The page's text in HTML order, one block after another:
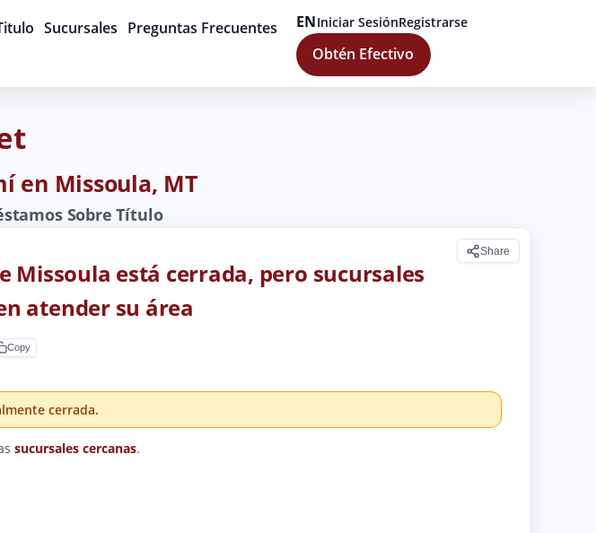
Sucursales Preguntas Frecuentes
ENIniciar SesiónRegistrarse
Obtén Efectivo
en Missoula, MT
Sobre Título
Share
Missoula está cerrada, pero sucursales
atender su área
Copy
cerrada.
sucursales cercanas.